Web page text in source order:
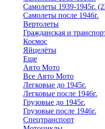
Самолеты 1939-1945г.
Самолеты после 1946г.
Вертолеты
Гражданская и
Космос
Яйцелёты
Еще
Авто Мото
Все Авто Мото
Легковые до 1945г.
Легковые после 1946г.
Грузовые до 1945г.
Грузовые после 1946г.
Спецтранспорт